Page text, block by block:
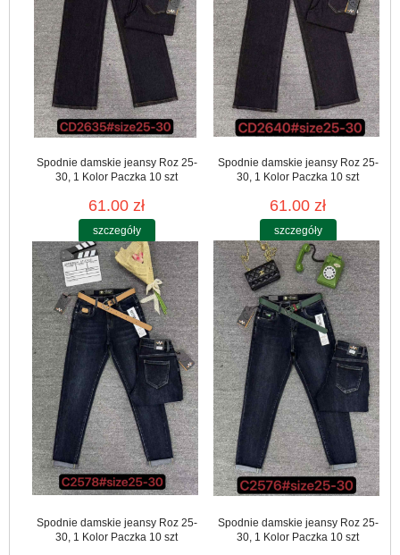
Spodnie damskie jeansy Roz 25-
30, 1 Kolor Paczka 10 szt
61.00 zł
szczegóły
Spodnie damskie jeansy Roz 25-
30, 1 Kolor Paczka 10 szt
61.00 zł
szczegóły
Spodnie damskie jeansy Roz 25-
30, 1 Kolor Paczka 10 szt
Spodnie damskie jeansy Roz 25-
30, 1 Kolor Paczka 10 szt